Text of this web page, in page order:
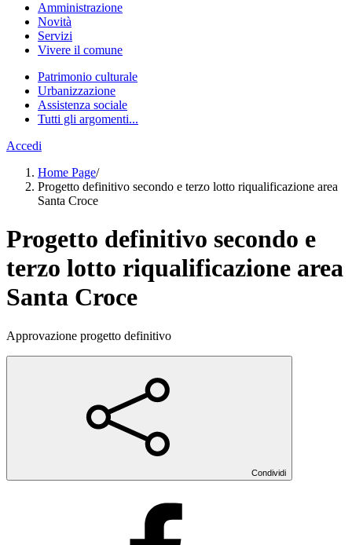
Amministrazione
Novità
Servizi
Vivere il comune
Patrimonio culturale
Urbanizzazione
Assistenza sociale
Tutti gli argomenti...
Accedi
Home Page/
Progetto definitivo secondo e terzo lotto riqualificazione area
Santa Croce
Progetto definitivo secondo e
terzo lotto riqualificazione area
Santa Croce
Approvazione progetto definitivo
Condividi